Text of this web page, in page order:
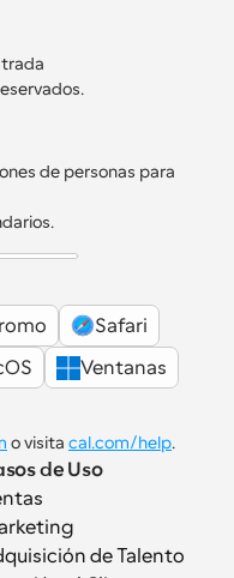
de personas para
Safari
Ventanas
o visita cal.com/help.
de Uso
de Talento